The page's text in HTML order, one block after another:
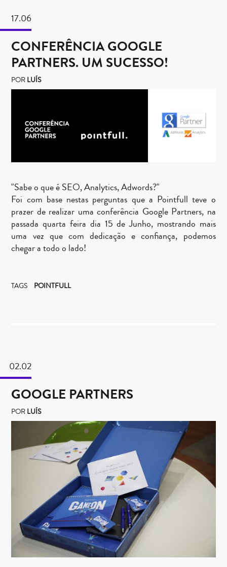
17.06
CONFERÊNCIA GOOGLE
PARTNERS. UM SUCESSO!
POR LUÍS
"Sabe o que é SEO, Analytics, Adwords?"
Foi com base nestas perguntas que a Pointfull teve o
prazer de realizar uma conferência Google Partners, na
passada quarta feira dia 15 de Junho, mostrando mais
uma vez que com dedicação e confiança, podemos
chegar a todo o lado!
TAGS POINTFULL
02.02
GOOGLE PARTNERS
POR LUÍS